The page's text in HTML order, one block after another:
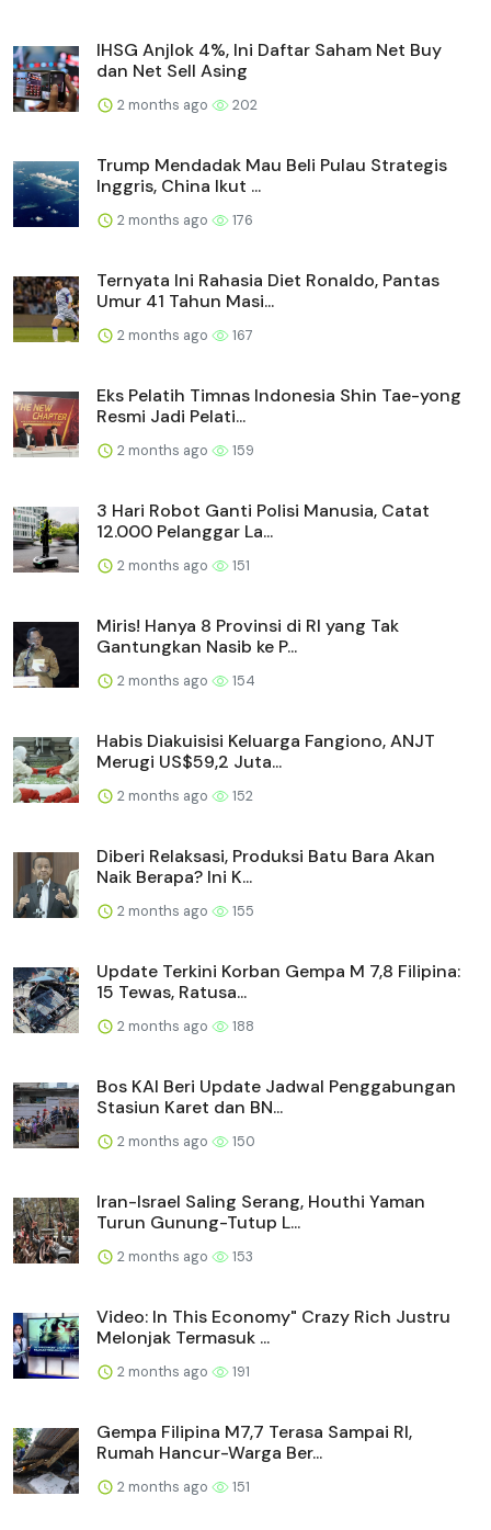
IHSG Anjlok 4%, Ini Daftar Saham Net Buy
dan Net Sell Asing
2 months ago 202
Trump Mendadak Mau Beli Pulau Strategis
Inggris, China Ikut ...
2 months ago 176
Ternyata Ini Rahasia Diet Ronaldo, Pantas
Umur 41 Tahun Masi...
2 months ago 167
Eks Pelatih Timnas Indonesia Shin Tae-yong
Resmi Jadi Pelati...
2 months ago 159
3 Hari Robot Ganti Polisi Manusia, Catat
12.000 Pelanggar La...
2 months ago 151
Miris! Hanya 8 Provinsi di RI yang Tak
Gantungkan Nasib ke P...
2 months ago 154
Habis Diakuisisi Keluarga Fangiono, ANJT
Merugi US$59,2 Juta...
2 months ago 152
Diberi Relaksasi, Produksi Batu Bara Akan
Naik Berapa? Ini K...
2 months ago 155
Update Terkini Korban Gempa M 7,8 Filipina:
15 Tewas, Ratusa...
2 months ago 188
Bos KAI Beri Update Jadwal Penggabungan
Stasiun Karet dan BN...
2 months ago 150
Iran-Israel Saling Serang, Houthi Yaman
Turun Gunung-Tutup L...
2 months ago 153
Video: In This Economy" Crazy Rich Justru
Melonjak Termasuk ...
2 months ago 191
Gempa Filipina M7,7 Terasa Sampai RI,
Rumah Hancur-Warga Ber...
2 months ago 151